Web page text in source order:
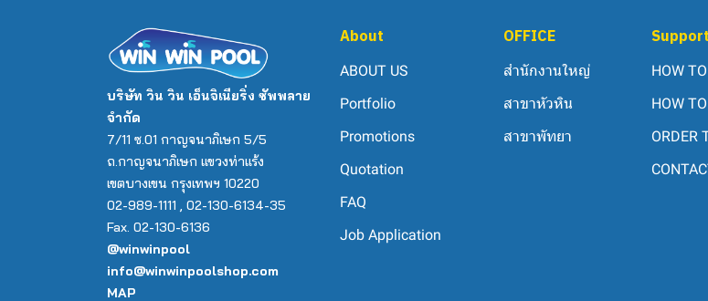
บริษัท วิน วิน เอ็นจิเนียริ่ง ซัพพลาย
จำกัด
7/11 ซ.01 กาญจนาภิเษก 5/5
ถ.กาญจนาภิเษก แขวงท่าแร้ง
เขตบางเขน กรุงเทพฯ 10220
02-989-1111 , 02-130-6134-35
Fax. 02-130-6136
@winwinpool
info@winwinpoolshop.com
MAP
About
ABOUT US
Portfolio
Promotions
Quotation
FAQ
Job Application
OFFICE
สำนักงานใหญ่
สาขาหัวหิน
สาขาพัทยา
Support
HOW
HOW
ORDER